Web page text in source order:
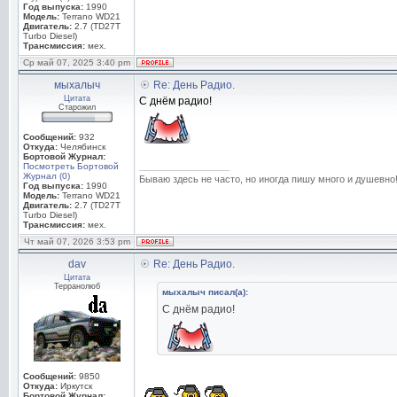
Год выпуска: 1990
Модель: Terrano WD21
Двигатель: 2.7 (TD27T
Turbo Diesel)
Трансмиссия: мех.
Ср май 07, 2025 3:40 pm
мыхалыч
Цитата
Старожил
Сообщений: 932
Откуда: Челябинск
Бортовой Журнал:
Посмотреть Бортовой
Журнал (0)
Год выпуска: 1990
Модель: Terrano WD21
Двигатель: 2.7 (TD27T
Turbo Diesel)
Трансмиссия: мех.
Re: День Радио.
С днём радио!
Бываю здесь не часто, но иногда пишу много и
Чт май 07, 2026 3:53 pm
dav
Цитата
Терранолюб
Сообщений: 9850
Откуда: Иркутск
Re: День Радио.
мыхалыч писал(а):
С днём радио!